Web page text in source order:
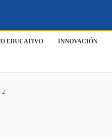
EDUCATIVO INNOVACIÓN
2